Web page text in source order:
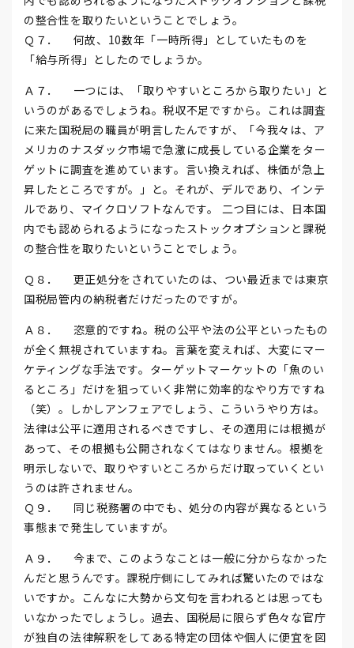
の整合性を取りたいということでしょう。
Ｑ７． 何故、10数年「一時所得」としていたものを
「給与所得」としたのでしょうか。
Ａ７． 一つには、「取りやすいところから取りたい」と
いうのがあるでしょうね。税収不足ですから。これは調査
に来た国税局の職員が明言したんですが、「今我々は、ア
メリカのナスダック市場で急激に成長している企業をター
ゲットに調査を進めています。言い換えれば、株価が急上
昇したところですが。」と。それが、デルであり、インテ
ルであり、マイクロソフトなんです。 二つ目には、日本国
内でも認められるようになったストックオプションと課税
の整合性を取りたいということでしょう。
Ｑ８． 更正処分をされていたのは、つい最近までは東京
国税局管内の納税者だけだったのですが。
Ａ８． 恣意的ですね。税の公平や法の公平といったもの
が全く無視されていますね。言葉を変えれば、大変にマー
ケティングな手法です。ターゲットマーケットの「魚のい
るところ」だけを狙っていく非常に効率的なやり方ですね
（笑）。しかしアンフェアでしょう、こういうやり方は。
法律は公平に適用されるべきですし、その適用には根拠が
あって、その根拠も公開されなくてはなりません。根拠を
明示しないで、取りやすいところからだけ取っていくとい
うのは許されません。
Ｑ９． 同じ税務署の中でも、処分の内容が異なるという
事態まで発生していますが。
Ａ９． 今まで、このようなことは一般に分からなかった
んだと思うんです。課税庁側にしてみれば驚いたのではな
いですか。こんなに大勢から文句を言われるとは思っても
いなかったでしょうし。過去、国税局に限らず色々な官庁
が独自の法律解釈をしてある特定の団体や個人に便宜を図